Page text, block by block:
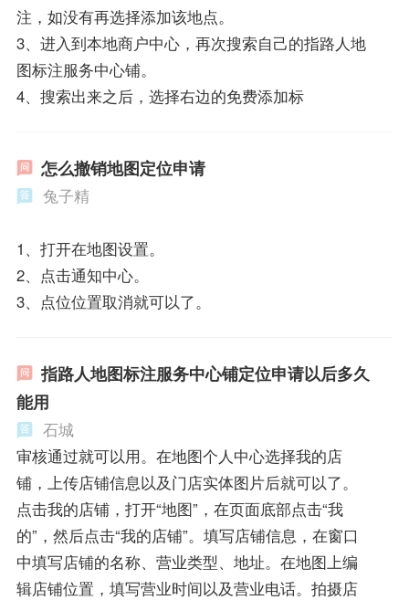
注，如没有再选择添加该地点。
3、进入到本地商户中心，再次搜索自己的指路人地
图标注服务中心铺。
4、搜索出来之后，选择右边的免费添加标
怎么撤销地图定位申请
兔子精
1、打开在地图设置。
2、点击通知中心。
3、点位位置取消就可以了。
指路人地图标注服务中心铺定位申请以后多久
能用
石城
审核通过就可以用。在地图个人中心选择我的店
铺，上传店铺信息以及门店实体图片后就可以了。
点击我的店铺，打开“地图”，在页面底部点击“我
的”，然后点击“我的店铺”。填写店铺信息，在窗口
中填写店铺的名称、营业类型、地址。在地图上编
辑店铺位置，填写营业时间以及营业电话。拍摄店